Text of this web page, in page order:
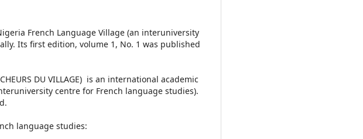
French Language Village (an interuniversity
Its first edition, volume 1, No. 1 was published
DU VILLAGE) is an international academic
centre for French language studies).
language studies: